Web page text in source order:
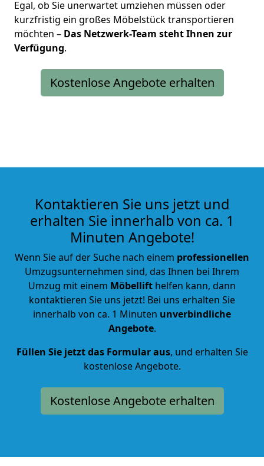
Egal, ob Sie unerwartet umziehen müssen oder
kurzfristig ein großes Möbelstück transportieren
möchten – Das Netzwerk-Team steht Ihnen zur
Verfügung.
Kostenlose Angebote erhalten
Kontaktieren Sie uns jetzt und
erhalten Sie innerhalb von ca. 1
Minuten Angebote!
Wenn Sie auf der Suche nach einem professionellen
Umzugsunternehmen sind, das Ihnen bei Ihrem
Umzug mit einem Möbellift helfen kann, dann
kontaktieren Sie uns jetzt! Bei uns erhalten Sie
innerhalb von ca. 1 Minuten unverbindliche
Angebote.
Füllen Sie jetzt das Formular aus, und erhalten Sie
kostenlose Angebote.
Kostenlose Angebote erhalten